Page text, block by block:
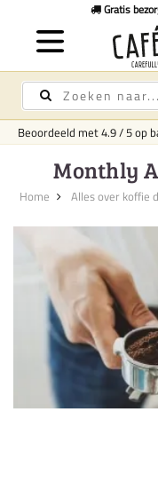
Gratis
Beoordeeld met4.9/5op
Monthly
Home Alles over koffie